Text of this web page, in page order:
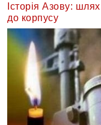
Історія Азову:
до корпусу